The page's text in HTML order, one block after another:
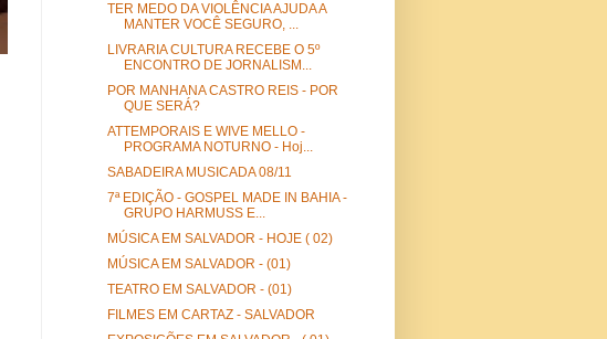
TER MEDO DA VIOLÊNCIA AJUDA A
MANTER VOCÊ SEGURO, ...
LIVRARIA CULTURA RECEBE O 5º
ENCONTRO DE JORNALISM...
POR MANHANA CASTRO REIS - POR
QUE SERÁ?
ATTEMPORAIS E WIVE MELLO -
PROGRAMA NOTURNO - Hoj...
SABADEIRA MUSICADA 08/11
7ª EDIÇÃO - GOSPEL MADE IN BAHIA -
GRUPO HARMUSS E...
MÚSICA EM SALVADOR - HOJE ( 02)
MÚSICA EM SALVADOR - (01)
TEATRO EM SALVADOR - (01)
FILMES EM CARTAZ - SALVADOR